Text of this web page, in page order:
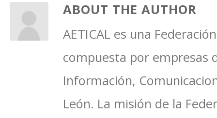
ABOUT THE AUTHOR
AETICAL es una
compuesta por empresas
Información,
León. La misión de la